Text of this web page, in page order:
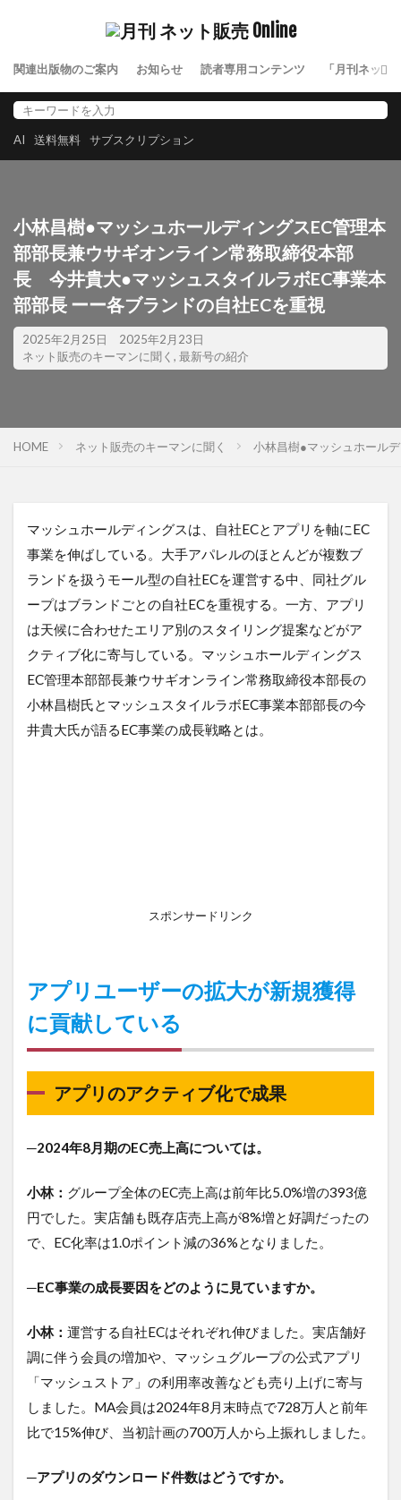
関連出版物のご案内 お知らせ 読者専用コンテンツ 「月刊ネット
AI 送料無料 サブスクリプション
小林昌樹●マッシュホールディングスEC管理本
部部長兼ウサギオンライン常務取締役本部
長 今井貴大●マッシュスタイルラボEC事業本
部部長 ーー各ブランドの自社ECを重視
2025年2月25日
2025年2月23日
ネット販売のキーマンに聞く , 最新号の紹介
HOME ネット販売のキーマンに聞く 小林昌樹●マッシュホール
マッシュホールディングスは、自社ECとアプリを軸にEC
事業を伸ばしている。大手アパレルのほとんどが複数ブ
ランドを扱うモール型の自社ECを運営する中、同社グル
ープはブランドごとの自社ECを重視する。一方、アプリ
は天候に合わせたエリア別のスタイリング提案などがア
クティブ化に寄与している。マッシュホールディングス
EC管理本部部長兼ウサギオンライン常務取締役本部長の
小林昌樹氏とマッシュスタイルラボEC事業本部部長の今
井貴大氏が語るEC事業の成長戦略とは。
スポンサードリンク
アプリユーザーの拡大が新規獲得
に貢献している
アプリのアクティブ化で成果
─2024年8月期のEC売上高については。
小林： グループ全体のEC売上高は前年比5.0%増の393億
円でした。実店舗も既存店売上高が8%増と好調だったの
で、EC化率は1.0ポイント減の36%となりました。
─EC事業の成長要因をどのように見ていますか。
小林： 運営する自社ECはそれぞれ伸びました。実店舗好
調に伴う会員の増加や、マッシュグループの公式アプリ
「マッシュストア」の利用率改善なども売り上げに寄与
しました。MA会員は2024年8月末時点で728万人と前年
比で15%伸び、当初計画の700万人から上振れしました。
─アプリのダウンロード件数はどうですか。